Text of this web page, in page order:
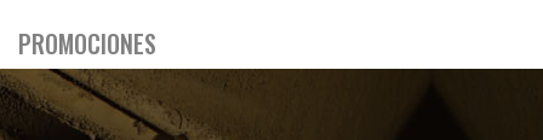
PROMOCIONES